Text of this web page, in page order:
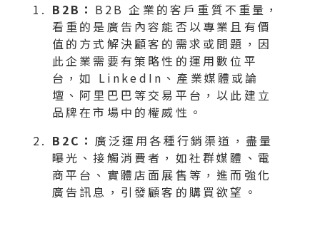
B2B： B2B 企業的客戶重質不重量，
看重的是廣告內容能否以專業且有價
值的方式解決顧客的需求或問題，因
此企業需要有策略性的運用數位平
台，如 LinkedIn、產業媒體或論
壇、阿里巴巴等交易平台，以此建立
品牌在市場中的權威性。
B2C： 廣泛運用各種行銷渠道，盡量
曝光、接觸消費者，如社群媒體、電
商平台、實體店面展售等，進而強化
廣告訊息，引發顧客的購買欲望。